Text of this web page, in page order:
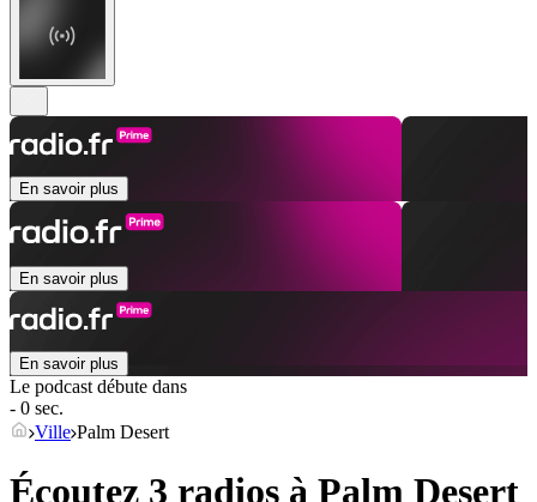
En savoir plus
En savoir plus
En savoir plus
Le podcast débute dans
- 0 sec.
Ville Palm Desert
Écoutez 3 radios à Palm Desert